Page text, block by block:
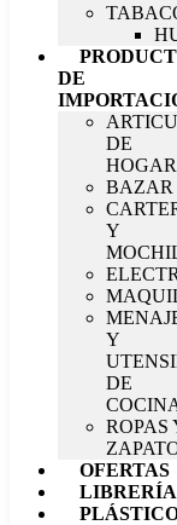
DE
DE
HOGAR
BAZAR
Y
Y
DE
ROPAS
OFERTAS
LIBRERÍA